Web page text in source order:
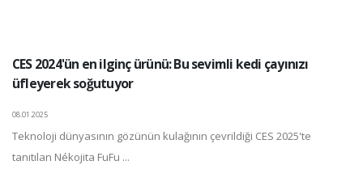
CES 2024'ün en ilginç ürünü: Bu sevimli kedi çayınızı
üfleyerek soğutuyor
08.01.2025
Teknoloji dünyasının gözünün kulağının çevrildiği CES 2025'te
tanıtılan Nékojita FuFu ...